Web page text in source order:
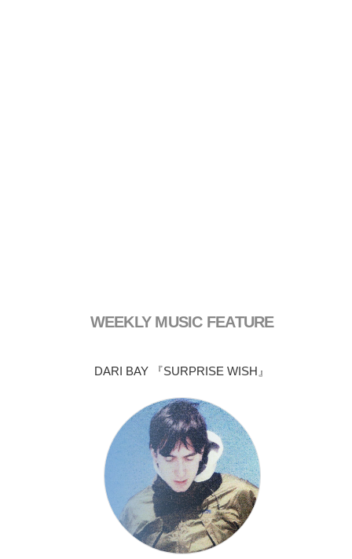
WEEKLY MUSIC FEATURE
DARI BAY 『SURPRISE WISH』